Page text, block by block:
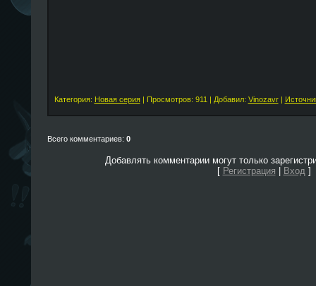
Категория: Новая серия| Просмотров: 911 | Добавил: Vinozavr|
Всего комментариев: 0
Добавлять комментарии могут только
[ Регистрация Вход]